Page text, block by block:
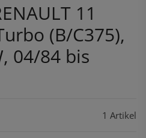
11
(B/C375),
04/84 bis
1 Artikel